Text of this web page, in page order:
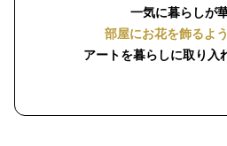
一気に暮らしが
部屋にお花を飾るよ
アートを暮らしに取り入